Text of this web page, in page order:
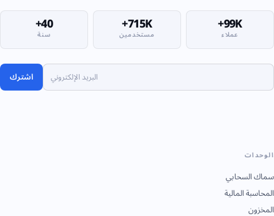
99K+
عملاء 715K+
مستخدمين 40+
سنة
اشترك
الوحدات
سماك السحابي
المحاسبة المالية
المخزون